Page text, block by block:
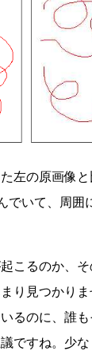
左の原画像
でいて、周囲
こるのか、
り見つかり
るのに、誰
ですね。少